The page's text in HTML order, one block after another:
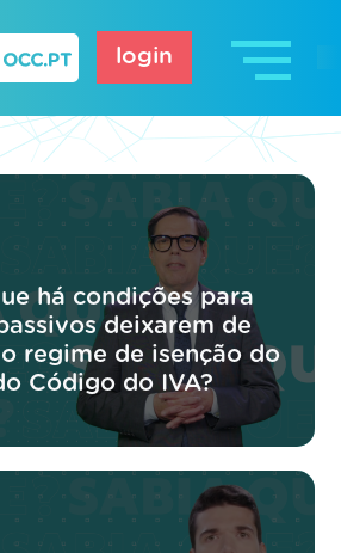
login
há condições para
deixarem de
regime de isenção do
Código do IVA?